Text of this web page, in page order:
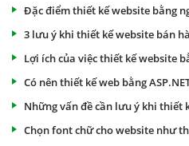
Đặc điểm thiết kế website bằng
3 lưu ý khi thiết kế website bán
Lợi ích của việc thiết kế website
Có nên thiết kế web bằng
Những vấn đề cần lưu ý khi thiết
Chọn font chữ cho website như